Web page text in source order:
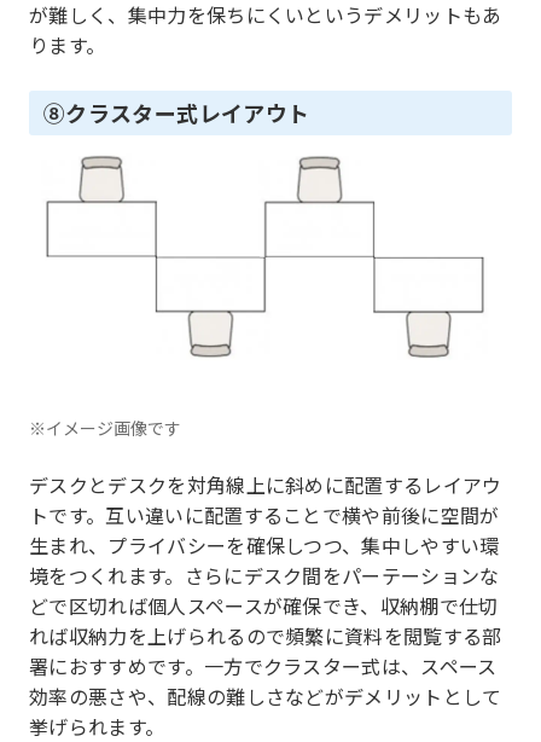
が難しく、集中力を保ちにくいというデメリットもあ
ります。
⑧クラスター式レイアウト
※イメージ画像です
デスクとデスクを対角線上に斜めに配置するレイアウ
トです。互い違いに配置することで横や前後に空間が
生まれ、プライバシーを確保しつつ、集中しやすい環
境をつくれます。さらにデスク間をパーテーションな
どで区切れば個人スペースが確保でき、収納棚で仕切
れば収納力を上げられるので頻繁に資料を閲覧する部
署におすすめです。一方でクラスター式は、スペース
効率の悪さや、配線の難しさなどがデメリットとして
挙げられます。